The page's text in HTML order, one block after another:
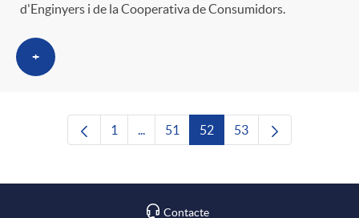
d'Enginyers i de la Cooperativa de Consumidors.
+
Pàgina
1 ...Pàgines intermèdies Utilitzeu TAB per
Pàgina
51 Pàgina
52 Pàgina
53
Contacte